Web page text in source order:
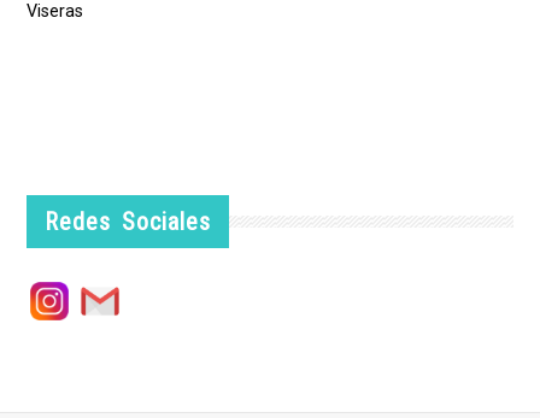
Viseras
Redes Sociales